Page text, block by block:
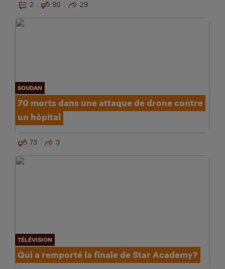
2 90 29
SOUDAN
70 morts dans une attaque de drone contre
un hôpital
73 3
TÉLÉVISION
Qui a remporté la finale de Star Academy?